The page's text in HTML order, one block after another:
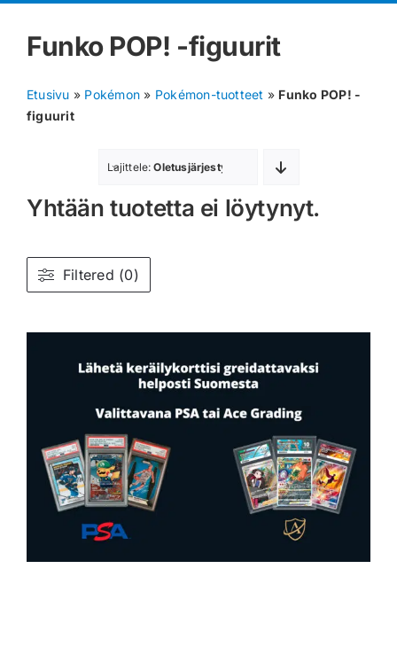
Tarvikkeet
Ennakot
Irtokortit
Funko POP! -figuurit
Etusivu » Pokémon » Pokémon-tuotteet » Funko POP! -
figuurit
Lajittele:Oletusjärjestys
Yhtään tuotetta ei löytynyt.
Filtered (0)